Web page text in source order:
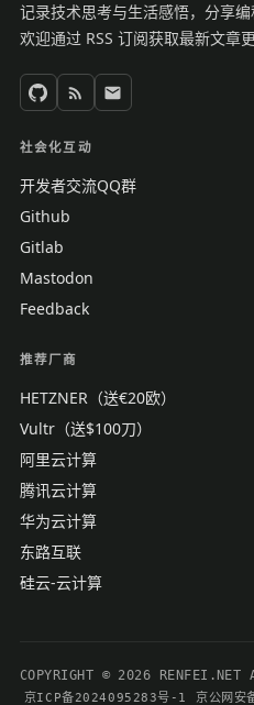
记录技术思考与生活感悟，分享编
欢迎通过 RSS 订阅获取最新文章更
社会化互动
开发者交流QQ群
Github
Gitlab
Mastodon
Feedback
推荐厂商
HETZNER（送€20欧）
Vultr（送$100刀）
阿里云计算
腾讯云计算
华为云计算
东路互联
硅云-云计算
COPYRIGHT © 2026 RENFEI.NET
京ICP备2024095283号-1 京公网